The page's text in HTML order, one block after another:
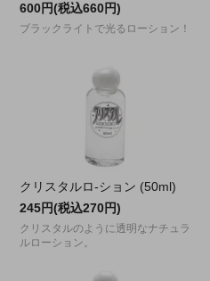
600円(税込660円)
ブラックライトで光るローション！
クリスタルロ-ション (50ml)
245円(税込270円)
クリスタルのように透明なナチュラ
ルローション。